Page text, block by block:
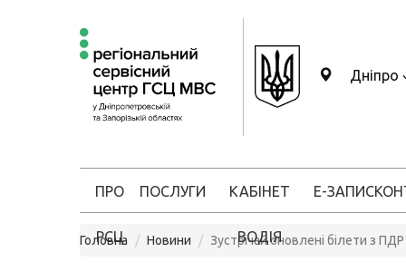
Дніпро
ПРО
РСЦ
ПОСЛУГИ КАБІНЕТ
ВОДІЯ
Е-ЗАПИС
Головна Новини Зустрічай оновлені білети з ПДР